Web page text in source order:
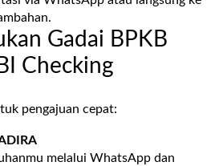
Gadai BPKB
Checking
pengajuan cepat:
melalui WhatsApp dan